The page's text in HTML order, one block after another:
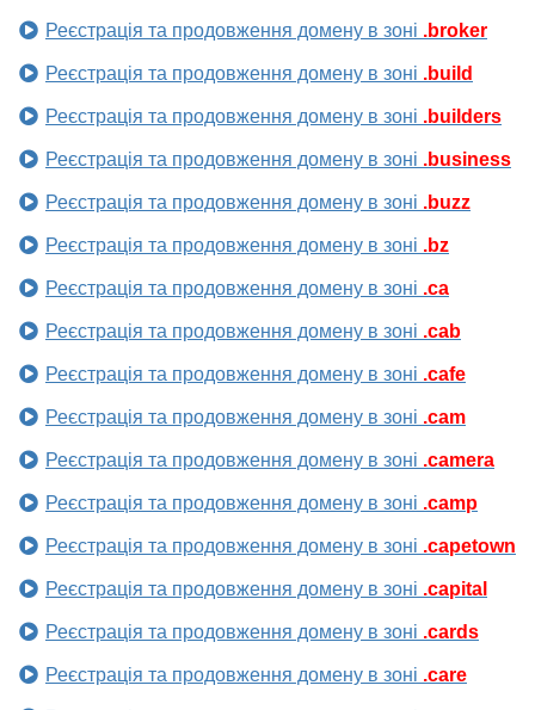
Реєстрація та продовження домену в зоні .broker
Реєстрація та продовження домену в зоні .build
Реєстрація та продовження домену в зоні .builders
Реєстрація та продовження домену в зоні .business
Реєстрація та продовження домену в зоні .buzz
Реєстрація та продовження домену в зоні .bz
Реєстрація та продовження домену в зоні .ca
Реєстрація та продовження домену в зоні .cab
Реєстрація та продовження домену в зоні .cafe
Реєстрація та продовження домену в зоні .cam
Реєстрація та продовження домену в зоні .camera
Реєстрація та продовження домену в зоні .camp
Реєстрація та продовження домену в зоні .capetown
Реєстрація та продовження домену в зоні .capital
Реєстрація та продовження домену в зоні .cards
Реєстрація та продовження домену в зоні .care